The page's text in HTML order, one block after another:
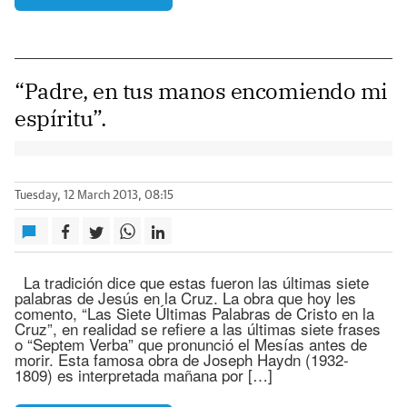
“Padre, en tus manos encomiendo mi
espíritu”.
Tuesday, 12 March 2013, 08:15
La tradición dice que estas fueron las últimas siete
palabras de Jesús en la Cruz. La obra que hoy les
comento, “Las Siete Últimas Palabras de Cristo en la
Cruz”, en realidad se refiere a las últimas siete frases
o “Septem Verba” que pronunció el Mesías antes de
morir. Esta famosa obra de Joseph Haydn (1932-
1809) es interpretada mañana por […]